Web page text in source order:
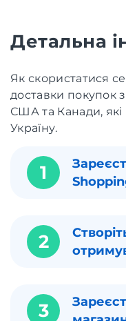
Детальна
Як скористатися
доставки покупок
США та Канади,
Україну.
1
2
3